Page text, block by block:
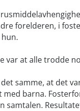
forelderen, i
var at alle trodde
samme, at det
barna.